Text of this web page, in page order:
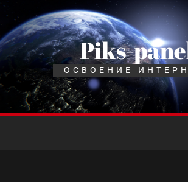
Перейти
содержимому
Piks-
ОСВОЕНИЕ